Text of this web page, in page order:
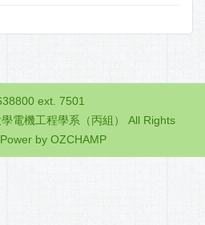
ext. 7501
電機工程學系（丙組） All Rights
Power by OZCHAMP